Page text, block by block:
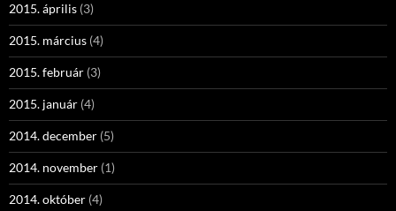
2015. április (3)
2015. március (4)
2015. február (3)
2015. január (4)
2014. december (5)
2014. november (1)
2014. október (4)